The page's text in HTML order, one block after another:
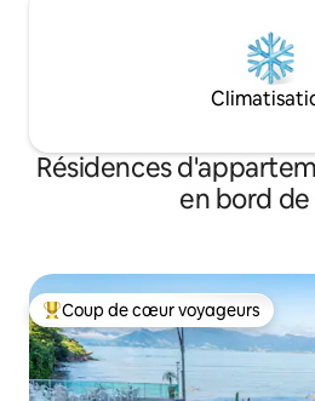
Résidences
en bord
Coups de cœur voyageurs les plus
Coup de cœur voyageurs